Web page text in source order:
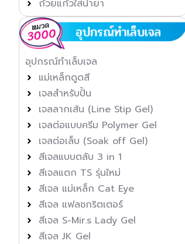
ถ้วยแก้วใส่น้ำยา
อุปกรณ์ทำเล็บเจล
แม่เหล็กดูดสี
เจลสำหรับปั้น
เจลลากเส้น (Line Stip Gel)
เจลต่อแบบครีม Polymer Gel
เจลต่อเล็บ (Soak off Gel)
สีเจลแบบตลับ 3 in 1
สีเจลแตก TS รุ่นใหม่
สีเจล แม่เหล็ก Cat Eye
สีเจล แฟลชกริตเตอร์
สีเจล S-Mir.s Lady Gel
สีเจล JK Gel